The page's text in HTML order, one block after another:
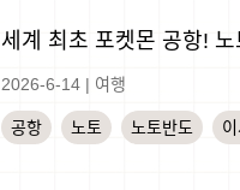
세계 최초 포켓몬 공항!
2026-6-14 | 여행
공항 노토 노토반도